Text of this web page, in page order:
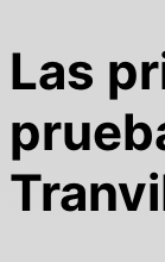
Las